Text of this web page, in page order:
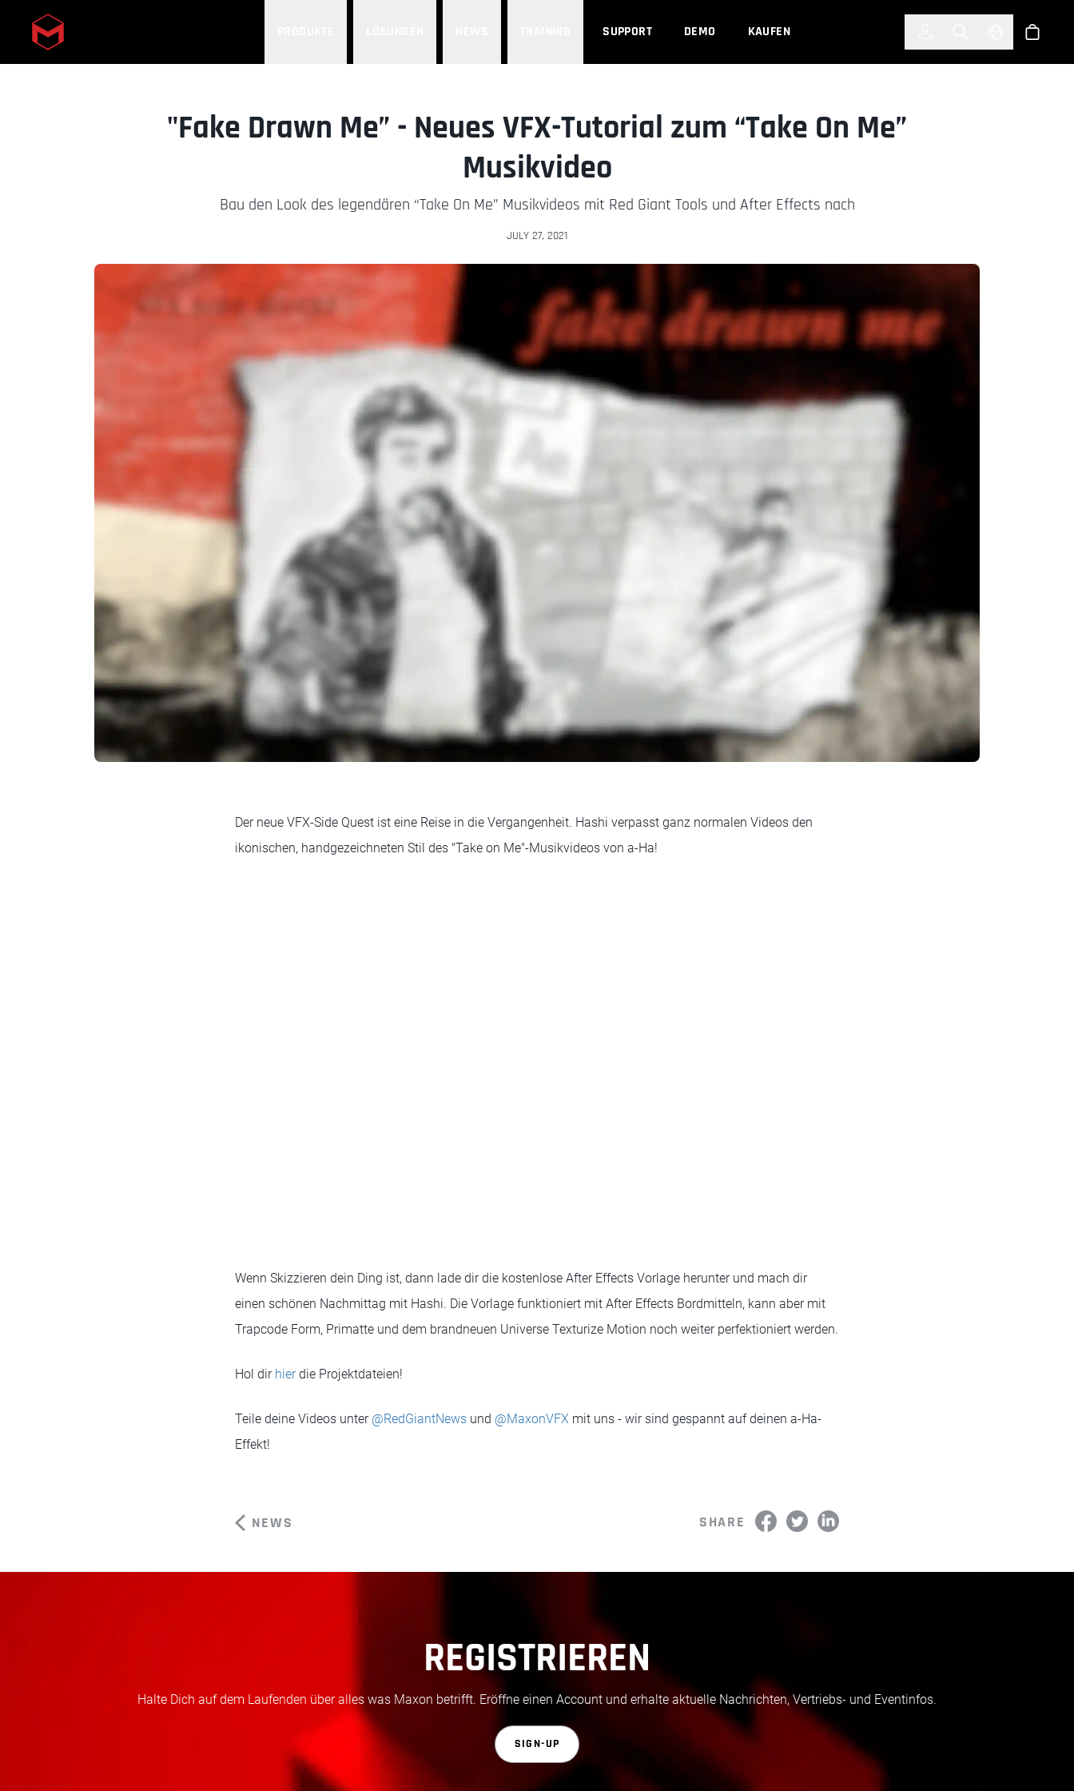
Skip to main content SUPPORT DEMO KAUFEN Select Shop
"Fake Drawn Me” - Neues VFX-Tutorial zum “Take On Me”
Musikvideo
Bau den Look des legendären “Take On Me” Musikvideos mit Red Giant Tools und After Effects nach
JULY 27, 2021
Der neue VFX-Side Quest ist eine Reise in die Vergangenheit. Hashi verpasst ganz normalen Videos den
ikonischen, handgezeichneten Stil des "Take on Me"-Musikvideos von a-Ha!
Wenn Skizzieren dein Ding ist, dann lade dir die kostenlose After Effects Vorlage herunter und mach dir
einen schönen Nachmittag mit Hashi. Die Vorlage funktioniert mit After Effects Bordmitteln, kann aber mit
Trapcode Form, Primatte und dem brandneuen Universe Texturize Motion noch weiter perfektioniert werden.
Hol dir hierdie Projektdateien!
Teile deine Videos unter @RedGiantNews und @MaxonVFX mit uns - wir sind gespannt auf deinen a-Ha-
Effekt!
NEWS SHARE
REGISTRIEREN
Halte Dich auf dem Laufenden über alles was Maxon betrifft. Eröffne einen Account und erhalte aktuelle Nachrichten, Vertriebs- und Eventinfos.
SIGN-UP